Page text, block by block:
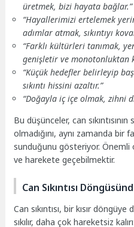
üretmek, bizi hayata bağlar.”
“Hayallerimizi ertelemek
adımlar atmak, sıkıntıyı
“Farklı kültürleri tanımak,
genişletir ve monotonluktan
“Küçük hedefler belirleyip
sıkıntı hissini azaltır.”
“Doğayla iç içe olmak, zihni
Bu düşünceler, can
olmadığını, aynı zamanda bir
sunduğunu gösteriyor. Önemli
ve harekete geçebilmektir.
Can Sıkıntısı
Can sıkıntısı, bir kısır
sıkılır, daha çok hareketsiz